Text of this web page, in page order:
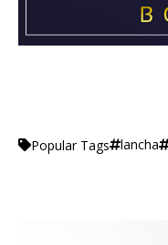
Popular Tags lancha